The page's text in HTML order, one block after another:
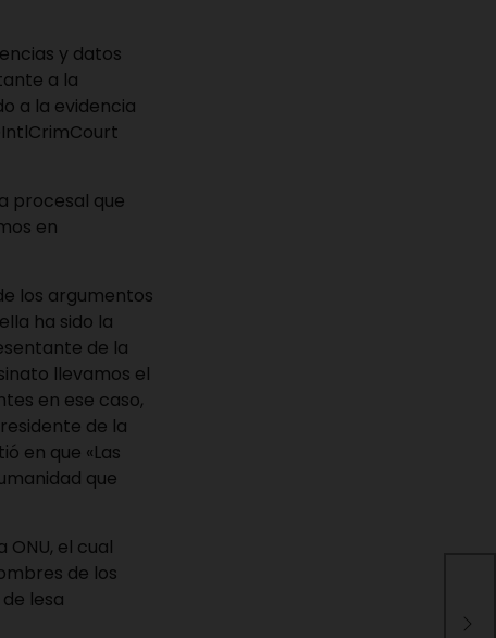
y datos
a la
a la evidencia
procesal que
en
los argumentos
ha sido la
de la
llevamos el
en ese caso,
de la
en que «Las
que
el cual
de los
lesa